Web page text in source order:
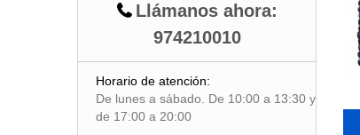
Llámanos ahora:
974210010
Horario de atención:
De lunes a sábado. De 10:00 a 13:30 y
de 17:00 a 20:00